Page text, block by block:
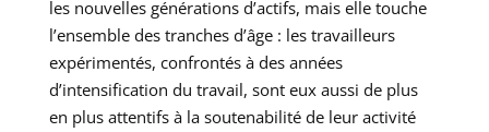
les nouvelles générations d’actifs, mais elle touche
l’ensemble des tranches d’âge : les travailleurs
expérimentés, confrontés à des années
d’intensification du travail, sont eux aussi de plus
en plus attentifs à la soutenabilité de leur activité